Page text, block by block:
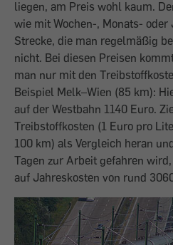
liegen, am Preis wohl kaum.
wie mit Wochen-, Monats-
Strecke, die man regelmäßig
nicht. Bei diesen Preisen
man nur mit den
Beispiel Melk–Wien (85 km):
auf der Westbahn 1140 Euro.
Treibstoffkosten (1 Euro pro
100 km) als Vergleich heran
Tagen zur Arbeit gefahren
auf Jahreskosten von rund